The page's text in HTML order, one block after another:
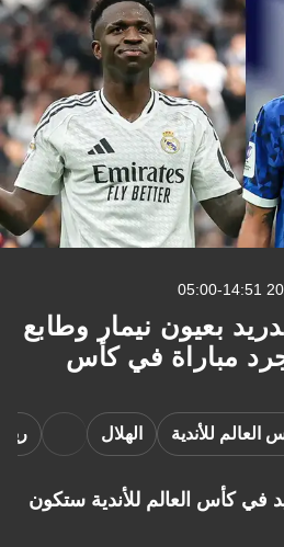
بعيون نيمار وطابع
مباراة في كأس
العالم للأندية الهلال
في كأس العالم للأندية ستكون